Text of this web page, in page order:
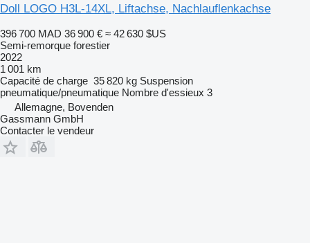
Doll LOGO H3L-14XL, Liftachse, Nachlauflenkachse
396 700 MAD 36 900 € ≈ 42 630 $US
Semi-remorque forestier
2022
1 001 km
Capacité de charge 35 820 kg Suspension
pneumatique/pneumatique Nombre d'essieux 3
Allemagne, Bovenden
Gassmann GmbH
Contacter le vendeur